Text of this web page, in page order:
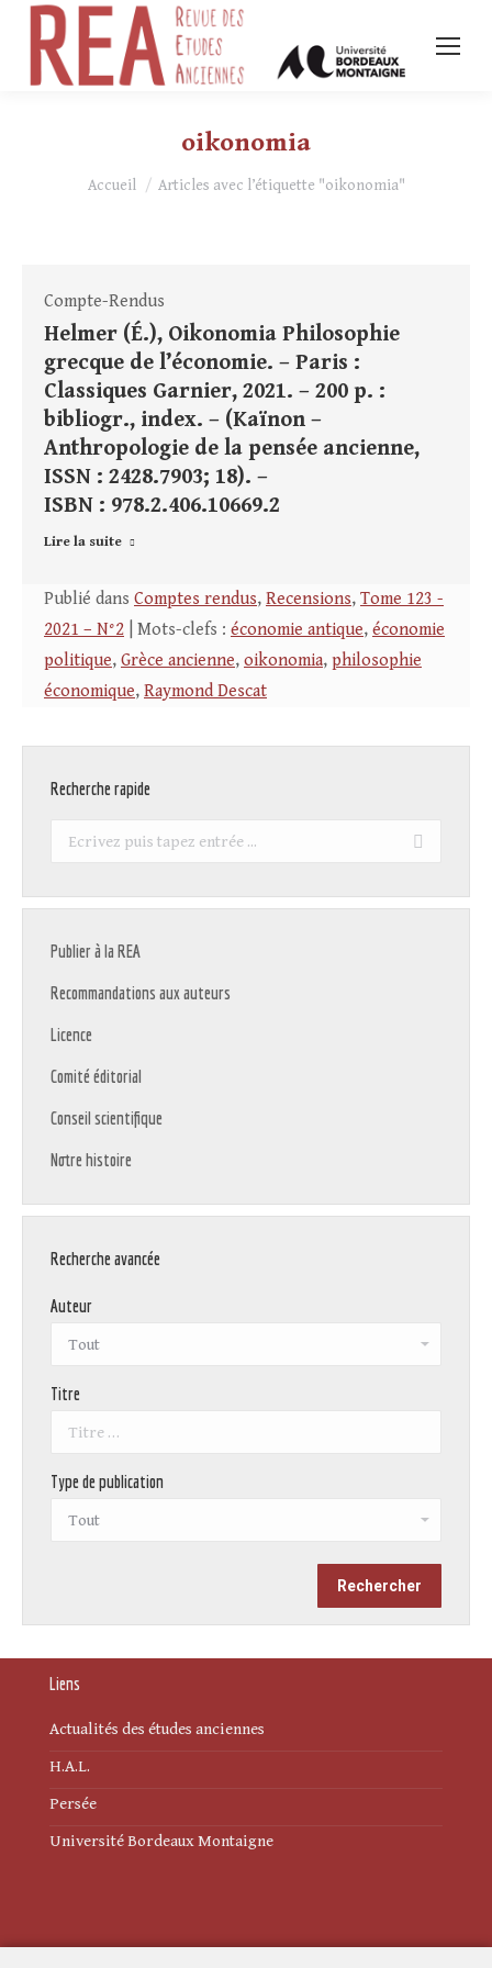
oikonomia
Vous êtes ici :
Accueil Articles avec l’étiquette "oikonomia"
Compte-Rendus
Helmer (É.), Oikonomia Philosophie
grecque de l’économie. – Paris :
Classiques Garnier, 2021. – 200 p. :
bibliogr., index. – (Kaïnon –
Anthropologie de la pensée ancienne,
ISSN : 2428.7903; 18). –
ISBN : 978.2.406.10669.2
Lire la suite
Publié dans Comptes rendus, Recensions, Tome 123 -
2021 – N°2 | Mots-clefs : économie antique, économie
politique, Grèce ancienne, oikonomia, philosophie
économique, Raymond Descat
Recherche rapide
Recherche
Publier à la REA
Recommandations aux auteurs
Licence
Comité éditorial
Conseil scientifique
Notre histoire
Recherche avancée
Auteur
Titre
Type de publication
Liens
Actualités des études anciennes
H.A.L.
Persée
Université Bordeaux Montaigne